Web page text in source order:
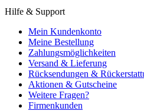
Hilfe & Support
Mein Kundenkonto
Meine Bestellung
Zahlungsmöglichkeiten
Versand & Lieferung
Rücksendungen &
Aktionen & Gutscheine
Weitere Fragen?
Firmenkunden